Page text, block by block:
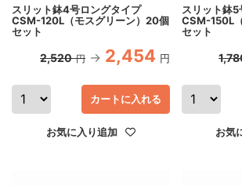
スリット鉢4号ロングタイプ
CSM-120L（モスグリーン）20個
セット
2,520 円 2,454 円
カートに入れる
お気に入り追加
スリット鉢
CSM-150L
セット
お気